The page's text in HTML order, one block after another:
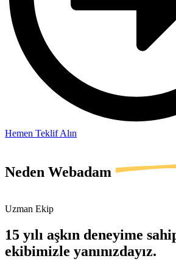
Hemen Teklif Alın
Neden Webadam
Uzman Ekip
15 yılı aşkın deneyime
ekibimizle yanınızdayız.